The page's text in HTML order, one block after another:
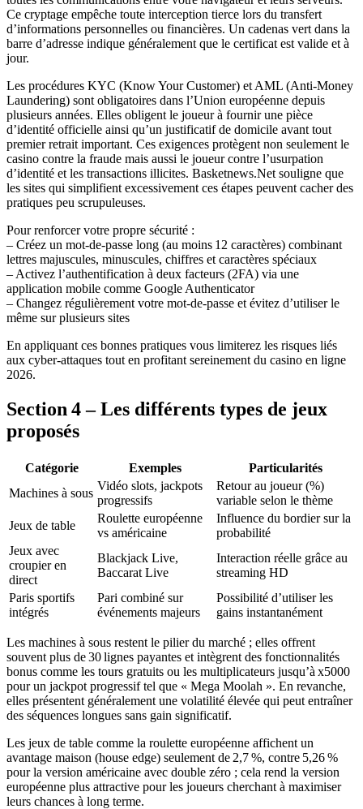
Ce cryptage empêche toute interception tierce lors du transfert
d’informations personnelles ou financières. Un cadenas vert dans la
barre d’adresse indique généralement que le certificat est valide et à
jour.
Les procédures KYC (Know Your Customer) et AML (Anti‑Money
Laundering) sont obligatoires dans l’Union européenne depuis
plusieurs années. Elles obligent le joueur à fournir une pièce
d’identité officielle ainsi qu’un justificatif de domicile avant tout
premier retrait important. Ces exigences protègent non seulement le
casino contre la fraude mais aussi le joueur contre l’usurpation
d’identité et les transactions illicites. Basketnews.Net souligne que
les sites qui simplifient excessivement ces étapes peuvent cacher des
pratiques peu scrupuleuses.
Pour renforcer votre propre sécurité :
– Créez un mot‑de‑passe long (au moins 12 caractères) combinant
lettres majuscules, minuscules, chiffres et caractères spéciaux
– Activez l’authentification à deux facteurs (2FA) via une
application mobile comme Google Authenticator
– Changez régulièrement votre mot‑de‑passe et évitez d’utiliser le
même sur plusieurs sites
En appliquant ces bonnes pratiques vous limiterez les risques liés
aux cyber‑attaques tout en profitant sereinement du casino en ligne
2026.
Section 4 – Les différents types de jeux
proposés
Catégorie Exemples
Particularités
Machines à sous
Vidéo slots, jackpots
progressifs
Retour au joueur (%)
variable selon le thème
Jeux de table
Roulette européenne
vs américaine
Influence du bordier sur la
probabilité
Jeux avec
croupier en
direct
Blackjack Live,
Baccarat Live
Interaction réelle grâce au
streaming HD
Paris sportifs
intégrés
Pari combiné sur
événements majeurs
Possibilité d’utiliser les
gains instantanément
Les machines à sous restent le pilier du marché ; elles offrent
souvent plus de 30 lignes payantes et intègrent des fonctionnalités
bonus comme les tours gratuits ou les multiplicateurs jusqu’à x5000
pour un jackpot progressif tel que « Mega Moolah ». En revanche,
elles présentent généralement une volatilité élevée qui peut entraîner
des séquences longues sans gain significatif.
Les jeux de table comme la roulette européenne affichent un
avantage maison (house edge) seulement de 2,7 %, contre 5,26 %
pour la version américaine avec double zéro ; cela rend la version
européenne plus attractive pour les joueurs cherchant à maximiser
leurs chances à long terme.